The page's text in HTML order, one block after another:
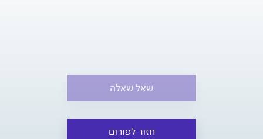
שאל שאלה
חזור לפורום